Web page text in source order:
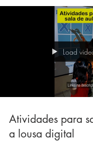
Load
Atividades para
a lousa digital